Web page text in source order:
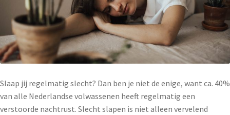
Slaap jij regelmatig slecht? Dan ben je niet de enige, want ca. 40%
van alle Nederlandse volwassenen heeft regelmatig een
verstoorde nachtrust. Slecht slapen is niet alleen vervelend